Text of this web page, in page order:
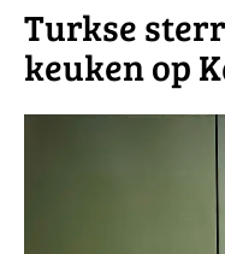
​Turkse
keuken op